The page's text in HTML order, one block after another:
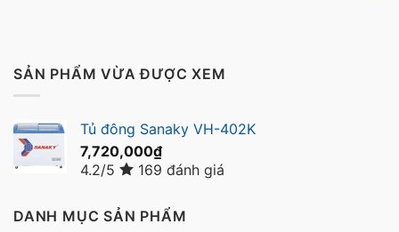
SẢN PHẨM VỪA ĐƯỢC XEM
Tủ đông Sanaky VH-402K
7,720,000₫
4.2/5
169 đánh giá
DANH MỤC SẢN PHẨM